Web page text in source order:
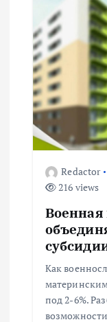
и
я
п
о
Redactor
216 views
Военная
Как
под 2-6%.